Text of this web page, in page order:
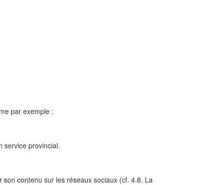
par exemple :
service provincial.
contenu sur les réseaux sociaux (cf. 4.8. La